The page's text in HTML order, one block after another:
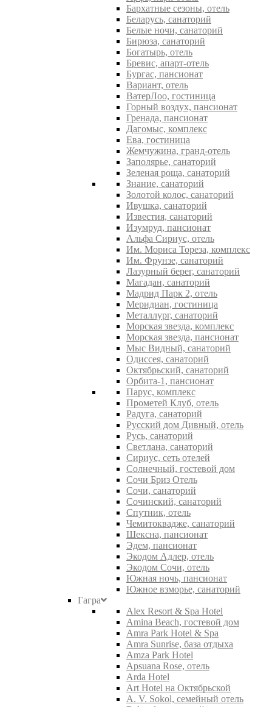
Бархатные сезоны, отель
Беларусь, санаторий
Белые ночи, санаторий
Бирюза, санаторий
Богатырь, отель
Бревис, апарт-отель
Бургас, пансионат
Вариант, отель
ВатерЛоо, гостиница
Горный воздух, пансионат
Гренада, пансионат
Дагомыс, комплекс
Ева, гостиница
Жемчужина, гранд-отель
Заполярье, санаторий
Зеленая роща, санаторий
Знание, санаторий
Золотой колос, санаторий
Ивушка, санаторий
Известия, санаторий
Изумруд, пансионат
Альфа Сириус, отель
Им. Мориса Тореза, комплекс
Им. Фрунзе, санаторий
Лазурный берег, санаторий
Магадан, санаторий
Мадрид Парк 2, отель
Меридиан, гостиница
Металлург, санаторий
Морская звезда, комплекс
Морская звезда, пансионат
Мыс Видный, санаторий
Одиссея, санаторий
Октябрьский, санаторий
Орбита-1, пансионат
Парус, комплекс
Прометей Клуб, отель
Радуга, санаторий
Русский дом Дивный, отель
Русь, санаторий
Светлана, санаторий
Сириус, сеть отелей
Солнечный, гостевой дом
Сочи Бриз Отель
Сочи, санаторий
Сочинский, санаторий
Спутник, отель
Чемитоквадже, санаторий
Шексна, пансионат
Эдем, пансионат
Экодом Адлер, отель
Экодом Сочи, отель
Южная ночь, пансионат
Южное взморье, санаторий
Гагра
Alex Resort & Spa Hotel
Amina Beach, гостевой дом
Amra Park Hotel & Spa
Amra Sunrise, база отдыха
Amza Park Hotel
Apsuana Rose, отель
Arda Hotel
Art Hotel на Октябрьской
A. V. Sokol, семейный отель